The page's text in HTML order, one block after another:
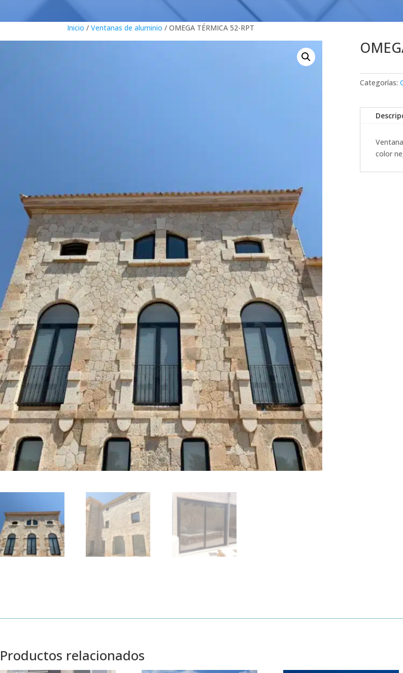
Inicio / Ventanas de aluminio / OMEGA TÉRMICA 52-RPT
Categorías:
color
Productos relacionados